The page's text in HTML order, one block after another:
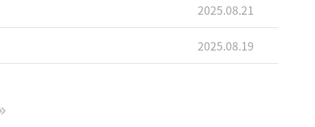
2025.08.21
2025.08.19